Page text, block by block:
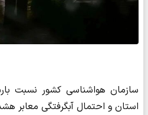
استان و احتمال آبگرفتگی معابر